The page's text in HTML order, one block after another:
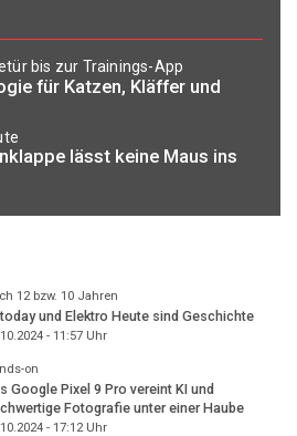
bis zur Trainings-App
für Katzen, Kläffer und
lässt keine Maus ins
12 bzw. 10 Jahren
und Elektro Heute sind Geschichte
- 11:57Uhr
on
Google Pixel 9 Pro vereint KI und
Fotografie unter einer Haube
- 17:12Uhr